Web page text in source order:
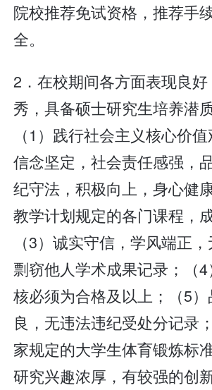
院校推荐免试资格，推荐手
全。
2．在校期间各方面表现良
秀，具备硕士研究生培养潜
（1）践行社会主义核心价
信念坚定，社会责任感强，
纪守法，积极向上，身心健
教学计划规定的各门课程，
（3）诚实守信，学风端正
剽窃他人学术成果记录；（
核必须为合格及以上；（5
良，无违法违纪受处分记录
家规定的大学生体育锻炼标
研究兴趣浓厚，有较强的创